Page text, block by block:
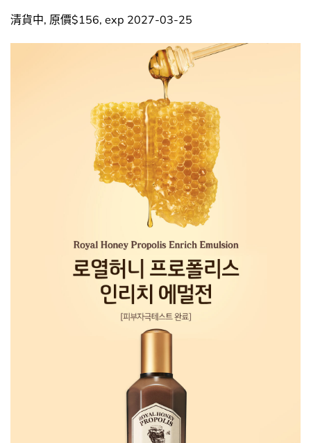
清貨中, 原價$156, exp 2027-03-25